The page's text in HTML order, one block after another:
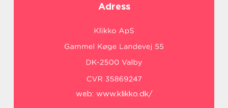
Adress
web: www.klikko.dk/